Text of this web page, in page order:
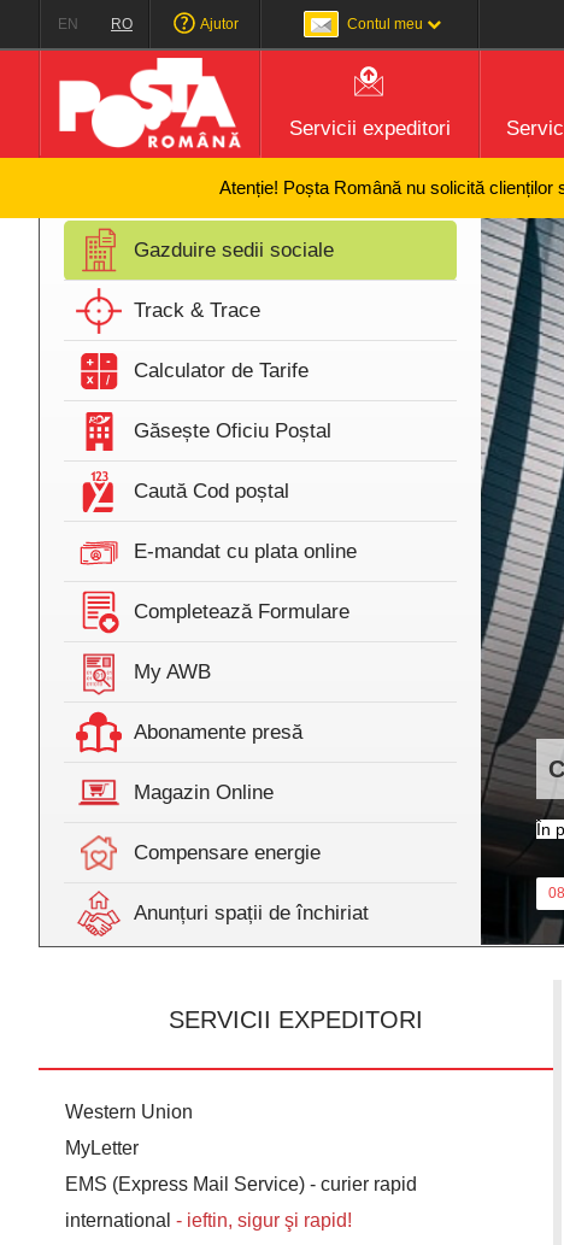
EN RO Ajutor Contul meu
Servicii expeditori
Atenție! Poșta Română nu solicită clienților să
Gazduire sedii sociale
Track & Trace
Calculator de Tarife
Găsește Oficiu Poștal
Caută Cod poștal
E-mandat cu plata online
Completează Formulare
My AWB
Abonamente presă
Magazin Online
Compensare energie
Anunțuri spații de închiriat
În
SERVICII EXPEDITORI
Western Union
MyLetter
EMS (Express Mail Service) - curier rapid
international - ieftin, sigur şi rapid!